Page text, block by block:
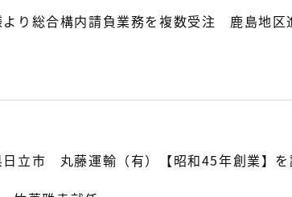
より総合構内請負業務を複数受注 鹿島地
日立市 丸藤運輸（有）【昭和45年創業】